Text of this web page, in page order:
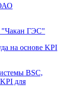
"Чакан ГЭС"
на основе KPI
BSC,
для